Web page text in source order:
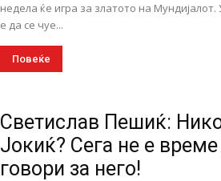
недела ќе игра за златото на Мундијалот.
е да се чуе...
Повеќе
Светислав Пешиќ:
Јокиќ? Сега не е
говори за него!